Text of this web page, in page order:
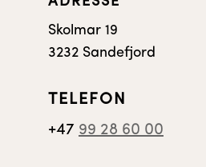
Skolmar 19
3232 Sandefjord
TELEFON
+47 99 28 60 00